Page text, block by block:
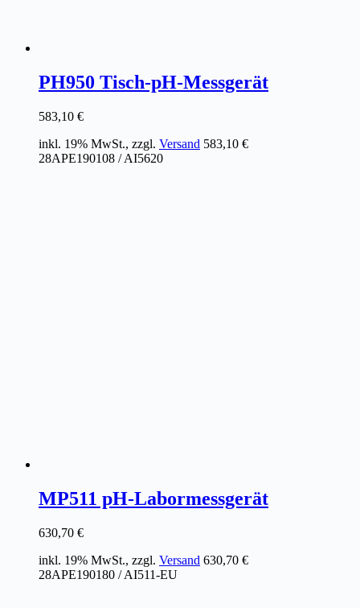
PH950 Tisch-pH-Messgerät
583,10 €
inkl. 19% MwSt., zzgl. Versand 583,10 €
28APE190108 / AI5620
MP511 pH-Labormessgerät
630,70 €
inkl. 19% MwSt., zzgl. Versand 630,70 €
28APE190180 / AI511-EU